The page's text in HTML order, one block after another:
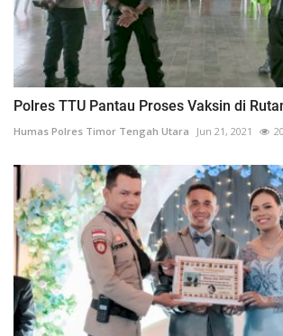
Polres TTU Pantau Proses Vaksin di
Humas Polres Timor Tengah Utara Jun 21, 2021